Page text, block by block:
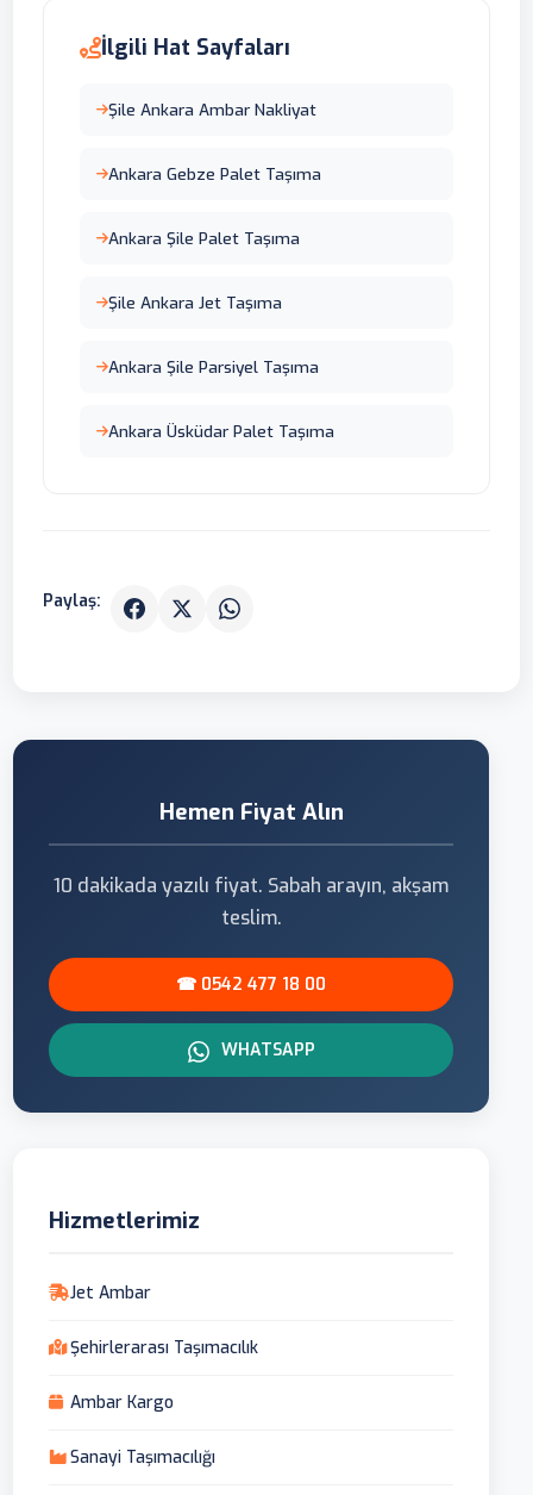
İlgili Hat Sayfaları
Şile Ankara Ambar Nakliyat
Ankara Gebze Palet Taşıma
Ankara Şile Palet Taşıma
Şile Ankara Jet Taşıma
Ankara Şile Parsiyel Taşıma
Ankara Üsküdar Palet Taşıma
Paylaş:
Hemen Fiyat Alın
10 dakikada yazılı fiyat. Sabah arayın, akşam
teslim.
☎ 0542 477 18 00
WHATSAPP
Hizmetlerimiz
Jet Ambar
Şehirlerarası Taşımacılık
Ambar Kargo
Sanayi Taşımacılığı